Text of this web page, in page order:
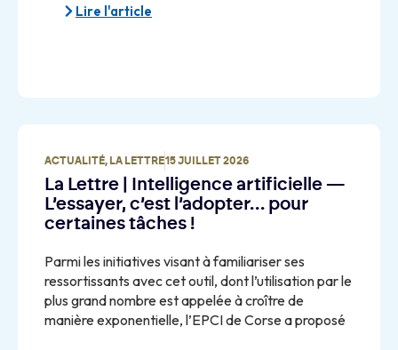
Lire l'article
ACTUALITÉ, LA LETTRE15 JUILLET 2026
La Lettre | Intelligence artificielle —
L’essayer, c’est l’adopter… pour
certaines tâches !
Parmi les initiatives visant à familiariser ses
ressortissants avec cet outil, dont l’utilisation par le
plus grand nombre est appelée à croître de
manière exponentielle, l’EPCI de Corse a proposé